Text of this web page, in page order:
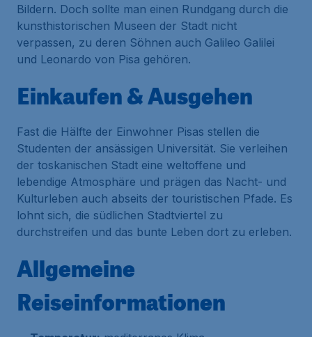
Bildern. Doch sollte man einen Rundgang durch die
kunsthistorischen Museen der Stadt nicht
verpassen, zu deren Söhnen auch Galileo Galilei
und Leonardo von Pisa gehören.
Einkaufen & Ausgehen
Fast die Hälfte der Einwohner Pisas stellen die
Studenten der ansässigen Universität. Sie verleihen
der toskanischen Stadt eine weltoffene und
lebendige Atmosphäre und prägen das Nacht- und
Kulturleben auch abseits der touristischen Pfade. Es
lohnt sich, die südlichen Stadtviertel zu
durchstreifen und das bunte Leben dort zu erleben.
Allgemeine
Reiseinformationen